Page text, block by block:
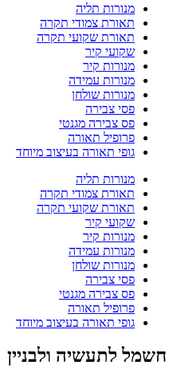
מנורות תליה
תאורת צמודי תקרה
תאורת שקועי תקרה
שקועי קיר
מנורות קיר
מנורות עמידה
מנורות שולחן
פסי צבירה
פס צבירה מגנטי
פרופיל תאורה
גופי תאורה בעיצוב מיוחד
מנורות תליה
תאורת צמודי תקרה
תאורת שקועי תקרה
שקועי קיר
מנורות קיר
מנורות עמידה
מנורות שולחן
פסי צבירה
פס צבירה מגנטי
פרופיל תאורה
גופי תאורה בעיצוב מיוחד
חשמל לתעשיה ולבניין